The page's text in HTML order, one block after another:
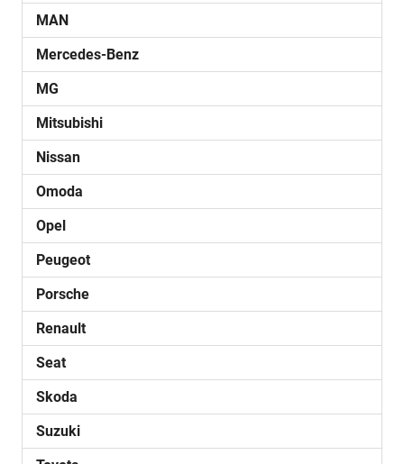
MAN
Mercedes-Benz
MG
Mitsubishi
Nissan
Omoda
Opel
Peugeot
Porsche
Renault
Seat
Skoda
Suzuki